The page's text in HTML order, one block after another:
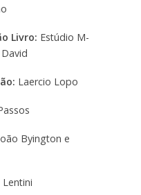
Livro: Estúdio M-
Laercio Lopo
Byington e
Lentini